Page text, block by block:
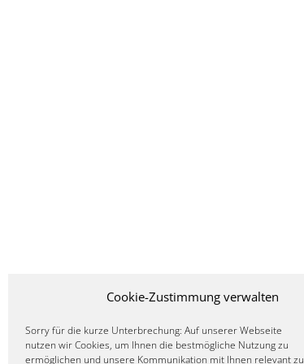
Cookie-Zustimmung verwalten
Sorry für die kurze Unterbrechung: Auf unserer Webseite
nutzen wir Cookies, um Ihnen die bestmögliche Nutzung zu
ermöglichen und unsere Kommunikation mit Ihnen relevant zu